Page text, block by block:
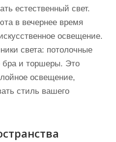
естественный свет.
в вечернее время
освещение.
света: потолочные
бра и торшеры. Это
освещение,
стиль вашего